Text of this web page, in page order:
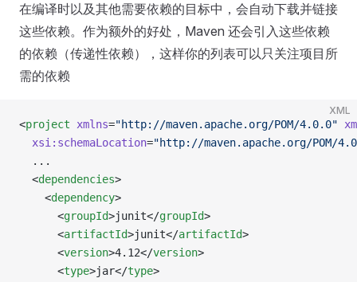
在编译时以及其他需要依赖的目标中，会自动下载并链接
这些依赖。作为额外的好处，Maven 还会引入这些依赖
的依赖（传递性依赖），这样你的列表可以只关注项目所
需的依赖
XML
<project xmlns="http://maven.apache.org/POM/4.0.0"
  xsi:schemaLocation
="http://maven.apache.org/POM/
  ...
  <
dependencies>
    <
dependency>
      <
groupId>junit</groupId>
      <
artifactId>junit</artifactId>
      <
version>4.12</version>
      <
type>jar</type>